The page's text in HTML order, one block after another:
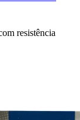
resistência